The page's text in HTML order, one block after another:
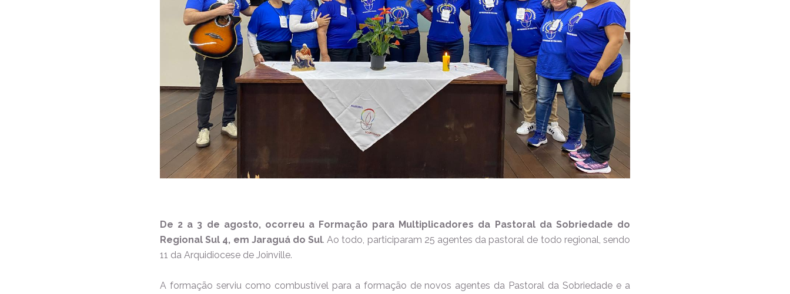
De 2 a 3 de agosto, ocorreu a Formação para Multiplicadores da Pastoral da Sobriedade do
Regional Sul 4, em Jaraguá do Sul. Ao todo, participaram 25 agentes da pastoral de todo regional, sendo
11 da Arquidiocese de Joinville.
A formação serviu como combustível para a formação de novos agentes da Pastoral da Sobriedade e a